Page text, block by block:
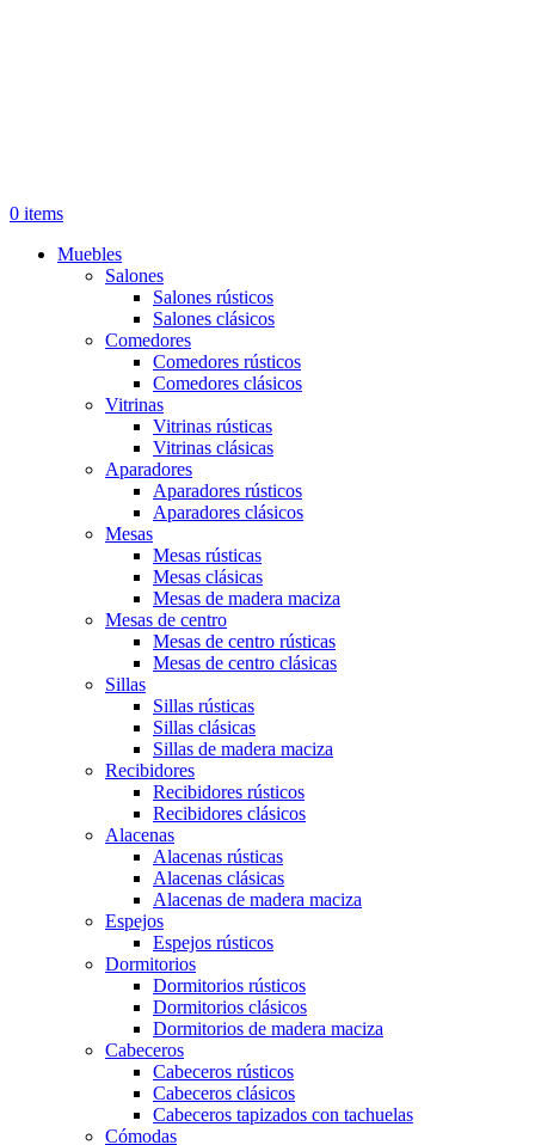
0 items
Muebles
Salones
Salones rústicos
Salones clásicos
Comedores
Comedores rústicos
Comedores clásicos
Vitrinas
Vitrinas rústicas
Vitrinas clásicas
Aparadores
Aparadores rústicos
Aparadores clásicos
Mesas
Mesas rústicas
Mesas clásicas
Mesas de madera maciza
Mesas de centro
Mesas de centro rústicas
Mesas de centro clásicas
Sillas
Sillas rústicas
Sillas clásicas
Sillas de madera maciza
Recibidores
Recibidores rústicos
Recibidores clásicos
Alacenas
Alacenas rústicas
Alacenas clásicas
Alacenas de madera maciza
Espejos
Espejos rústicos
Dormitorios
Dormitorios rústicos
Dormitorios clásicos
Dormitorios de madera maciza
Cabeceros
Cabeceros rústicos
Cabeceros clásicos
Cabeceros tapizados con tachuelas
Cómodas